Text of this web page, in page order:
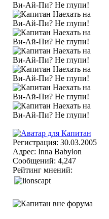
Регистрация: 30.03.2005
Адрес: Inna Babylon
Сообщений: 4,247
Рейтинг мнений: